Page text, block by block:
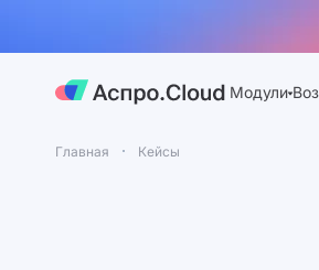
Модули
Главная Кейсы